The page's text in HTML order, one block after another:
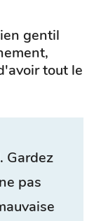
gentil
tout le
Gardez
pas